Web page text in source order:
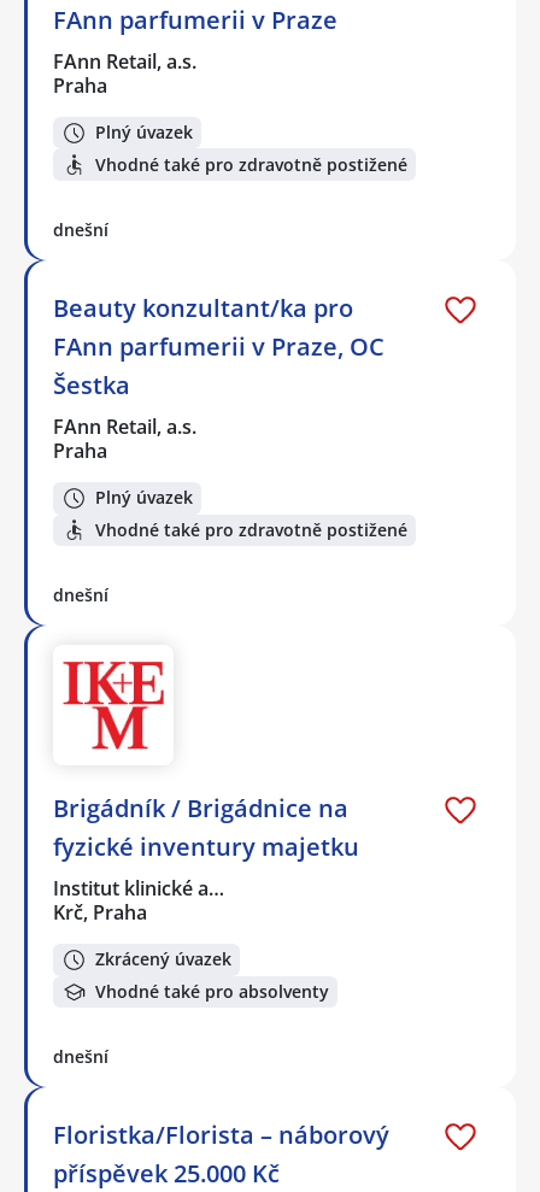
FAnn parfumerii v Praze
FAnn Retail, a.s.
Praha
Plný úvazek
Vhodné také pro zdravotně postižené
dnešní
Beauty konzultant/ka pro
FAnn parfumerii v Praze, OC
Šestka
FAnn Retail, a.s.
Praha
Plný úvazek
Vhodné také pro zdravotně postižené
dnešní
Brigádník / Brigádnice na
fyzické inventury majetku
Institut klinické a…
Krč, Praha
Zkrácený úvazek
Vhodné také pro absolventy
dnešní
Floristka/Florista – náborový
příspěvek 25.000 Kč